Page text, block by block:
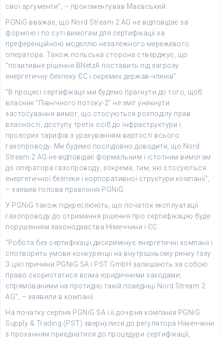
свої аргументи”, – прокоментував Маєвський.
PGNiG вважає, що Nord Stream 2 AG не відповідає за
формою і по суті вимогам для сертифікації за
преференційною моделлю незалежного мережевого
оператора. Також польська сторона стверджує, що
“позитивне рішення BNetzA поставить під загрозу
енергетичну безпеку ЄС і окремих держав-членів”.
“В процесі сертифікації ми будемо прагнути до того, щоб
власник “Північного потоку-2″ не зміг уникнути
застосування вимог, що стосуються розподілу прав
власності, доступу третіх осіб до інфраструктури і
прозорих тарифів з урахуванням вартості всього
газопроводу. Ми будемо послідовно доводити, що Nord
Stream 2 AG не відповідає формальним і істотним вимогам
до оператора газопроводу, зокрема, тим, які стосуються
енергетичної безпеки і корпоративної структури компанії”,
– заявив голова правління PGNiG.
У PGNiG також підкреслюють, що початок експлуатації
газопроводу до отримання рішення про сертифікацію буде
порушенням законодавства Німеччини і ЄС.
“Робота без сертифікації дискримінує енергетичні компанії і
спотворить умови конкуренції на внутрішньому ринку газу.
З цієї причини PGNiG SA і PST GmbH залишають за собою
право скористатися всіма юридичними заходами,
спрямованими на протидію такій поведінці Nord Stream 2
AG”, – заявили в компанії.
На початку серпня PGNiG SA і її дочірня компанія PGNiG
Supply & Trading (PST) звернулися до регулятора Німеччини
з проханням приєднатися до процедури сертифікації,